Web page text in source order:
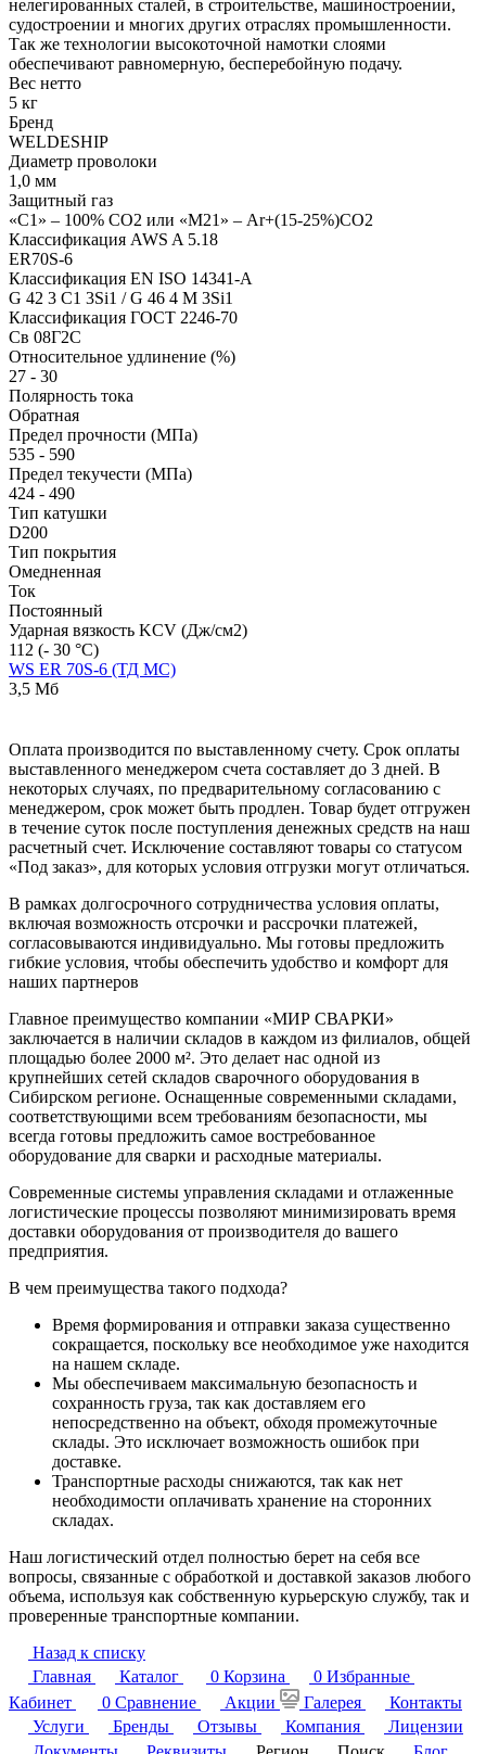
нелегированных сталей, в строительстве, машиностроении,
судостроении и многих других отраслях промышленности.
Так же технологии высокоточной намотки слоями
обеспечивают равномерную, бесперебойную подачу.
Вес нетто
5 кг
Бренд
WELDESHIP
Диаметр проволоки
1,0 мм
Защитный газ
«С1» – 100% СО2 или «М21» – Ar+(15-25%)CO2
Классификация AWS A 5.18
ER70S-6
Классификация EN ISO 14341-A
G 42 3 C1 3Si1 / G 46 4 М 3Si1
Классификация ГОСТ 2246-70
Св 08Г2С
Относительное удлинение (%)
27 - 30
Полярность тока
Обратная
Предел прочности (МПа)
535 - 590
Предел текучести (МПа)
424 - 490
Тип катушки
D200
Тип покрытия
Омедненная
Ток
Постоянный
Ударная вязкость KCV (Дж/см2)
112 (- 30 °С)
WS ER 70S-6 (ТД МС)
3,5 Мб
Оплата производится по выставленному счету. Срок оплаты
выставленного менеджером счета составляет до 3 дней. В
некоторых случаях, по предварительному согласованию с
менеджером, срок может быть продлен. Товар будет отгружен
в течение суток после поступления денежных средств на наш
расчетный счет. Исключение составляют товары со статусом
«Под заказ», для которых условия отгрузки могут отличаться.
В рамках долгосрочного сотрудничества условия оплаты,
включая возможность отсрочки и рассрочки платежей,
согласовываются индивидуально. Мы готовы предложить
гибкие условия, чтобы обеспечить удобство и комфорт для
наших партнеров
Главное преимущество компании «МИР СВАРКИ»
заключается в наличии складов в каждом из филиалов, общей
площадью более 2000 м². Это делает нас одной из
крупнейших сетей складов сварочного оборудования в
Сибирском регионе. Оснащенные современными складами,
соответствующими всем требованиям безопасности, мы
всегда готовы предложить самое востребованное
оборудование для сварки и расходные материалы.
Современные системы управления складами и отлаженные
логистические процессы позволяют минимизировать время
доставки оборудования от производителя до вашего
предприятия.
В чем преимущества такого подхода?
Время формирования и отправки заказа существенно
сокращается, поскольку все необходимое уже находится
на нашем складе.
Мы обеспечиваем максимальную безопасность и
сохранность груза, так как доставляем его
непосредственно на объект, обходя промежуточные
склады. Это исключает возможность ошибок при
доставке.
Транспортные расходы снижаются, так как нет
необходимости оплачивать хранение на сторонних
складах.
Наш логистический отдел полностью берет на себя все
вопросы, связанные с обработкой и доставкой заказов любого
объема, используя как собственную курьерскую службу, так и
проверенные транспортные компании.
Назад к списку
Главная
Каталог 0 Корзина 0 Избранные
Кабинет
0 Сравнение Акции Галерея
Контакты
Услуги
Бренды Отзывы Компания
Лицензии